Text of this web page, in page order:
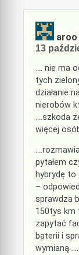
aroo
13
…. nie ma
tych
działanie
nierobów
….szkoda
więcej
pytałem
hybrydę
–
sprawdza
150tys km
zapytać
baterii i
wymianą